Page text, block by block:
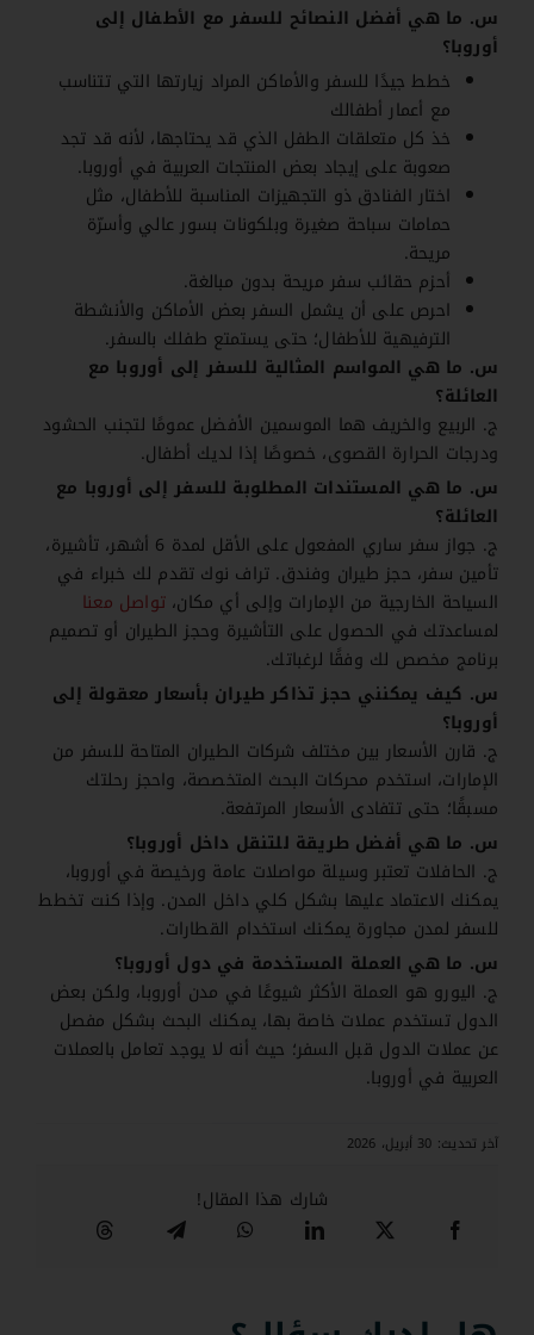
س. ما هي أفضل النصائح للسفر مع الأطفال إلى
أوروبا؟
خطط جيدًا للسفر والأماكن المراد زيارتها التي تتناسب
مع أعمار أطفالك
خذ كل متعلقات الطفل الذي قد يحتاجها، لأنه قد تجد
صعوبة على إيجاد بعض المنتجات العربية في أوروبا.
اختار الفنادق ذو التجهيزات المناسبة للأطفال، مثل
حمامات سباحة صغيرة وبلكونات بسور عالي وأسرّة
مريحة.
أحزم حقائب سفر مريحة بدون مبالغة.
احرص على أن يشمل السفر بعض الأماكن والأنشطة
الترفيهية للأطفال؛ حتى يستمتع طفلك بالسفر.
س. ما هي المواسم المثالية للسفر إلى أوروبا مع
العائلة؟
ج. الربيع والخريف هما الموسمين الأفضل عمومًا لتجنب الحشود
ودرجات الحرارة القصوى، خصوصًا إذا لديك أطفال.
س. ما هي المستندات المطلوبة للسفر إلى أوروبا مع
العائلة؟
ج. جواز سفر ساري المفعول على الأقل لمدة 6 أشهر، تأشيرة،
تأمين سفر، حجز طيران وفندق. تراف نوك تقدم لك خبراء في
السياحة الخارجية من الإمارات وإلى أي مكان، تواصل معنا
لمساعدتك في الحصول على التأشيرة وحجز الطيران أو تصميم
برنامج مخصص لك وفقًا لرغباتك.
س. كيف يمكنني حجز تذاكر طيران بأسعار معقولة إلى
أوروبا؟
ج. قارن الأسعار بين مختلف شركات الطيران المتاحة للسفر من
الإمارات، استخدم محركات البحث المتخصصة، واحجز رحلتك
مسبقًا؛ حتى تتفادى الأسعار المرتفعة.
س. ما هي أفضل طريقة للتنقل داخل أوروبا؟
ج. الحافلات تعتبر وسيلة مواصلات عامة ورخيصة في أوروبا،
يمكنك الاعتماد عليها بشكل كلي داخل المدن. وإذا كنت تخطط
للسفر لمدن مجاورة يمكنك استخدام القطارات.
س. ما هي العملة المستخدمة في دول أوروبا؟
ج. اليورو هو العملة الأكثر شيوعًا في مدن أوروبا، ولكن بعض
الدول تستخدم عملات خاصة بها، يمكنك البحث بشكل مفصل
عن عملات الدول قبل السفر؛ حيث أنه لا يوجد تعامل بالعملات
العربية في أوروبا.
آخر تحديث: 30 أبريل، 2026
شارك هذا المقال!